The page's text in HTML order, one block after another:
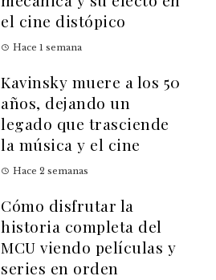
el cine distópico
Hace 1 semana
Kavinsky muere a los 50
años, dejando un
legado que trasciende
la música y el cine
Hace 2 semanas
Cómo disfrutar la
historia completa del
MCU viendo películas y
series en orden